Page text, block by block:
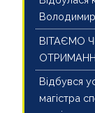
ВІТАЄМО
Відбувся
магістра